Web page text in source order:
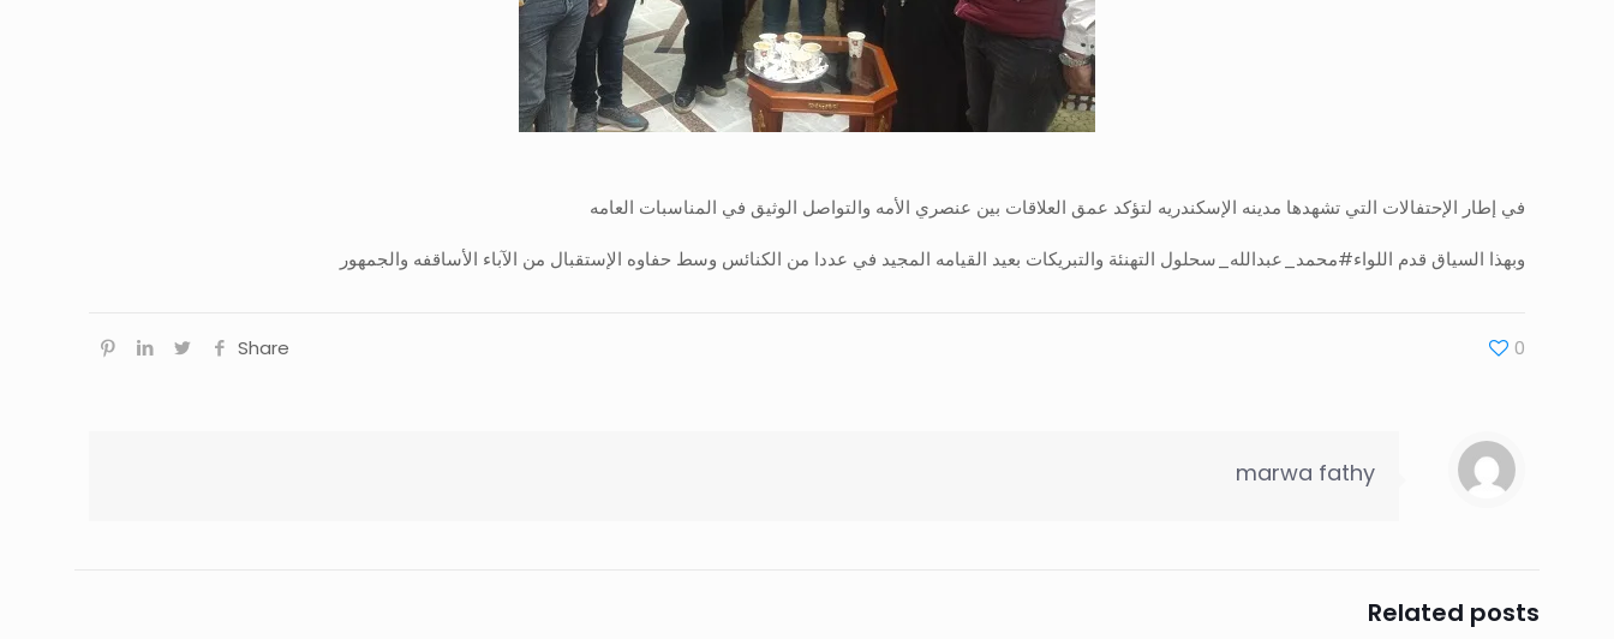
في إطار الإحتفالات التي تشهدها مدينه الإسكندريه لتؤكد عمق العلاقات بين عنصري الأمه والتواصل الوثيق في المناسبات العامه
وبهذا السياق قدم اللواء#محمد_عبدالله_سحلول التهنئة والتبريكات بعيد القيامه المجيد في عددا من الكنائس وسط حفاوه الإستقبال من الآباء الأساقفه والجمهور
Share 0
marwa fathy
Related posts